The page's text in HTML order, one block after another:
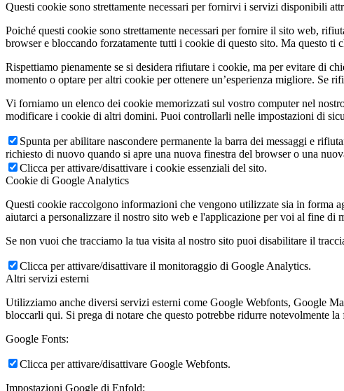
Questi cookie sono strettamente necessari per fornirvi i servizi disponibili
Poiché questi cookie sono strettamente necessari per fornire il sito web,
browser e bloccando forzatamente tutti i cookie di questo sito. Ma questo
Rispettiamo pienamente se si desidera rifiutare i cookie, ma per evitare di
momento o optare per altri cookie per ottenere un’esperienza migliore.
Vi forniamo un elenco dei cookie memorizzati sul vostro computer nel
modificare i cookie di altri domini. Puoi controllarli nelle impostazioni di
Spunta per abilitare nascondere permanente la barra dei messaggi e
richiesto di nuovo quando si apre una nuova finestra del browser o una
Clicca per attivare/disattivare i cookie essenziali del sito.
Cookie di Google Analytics
Questi cookie raccolgono informazioni che vengono utilizzate sia in forma
aiutarci a personalizzare il nostro sito web e l'applicazione per voi al fine di
Se non vuoi che tracciamo la tua visita al nostro sito puoi disabilitare il
Clicca per attivare/disattivare il monitoraggio di Google Analytics.
Altri servizi esterni
Utilizziamo anche diversi servizi esterni come Google Webfonts, Google
bloccarli qui. Si prega di notare che questo potrebbe ridurre notevolmente
Google Fonts:
Clicca per attivare/disattivare Google Webfonts.
Impostazioni Google di Enfold: